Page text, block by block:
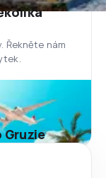
Řekněte nám
Gruzie